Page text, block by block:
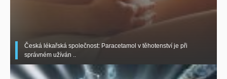
Česká lékařská společnost: Paracetamol v těhotenství je při
správném užíván ..